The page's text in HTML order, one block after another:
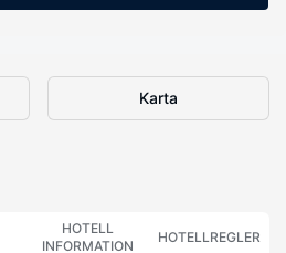
Karta
HOTELL
INFORMATION
HOTELLREGLER